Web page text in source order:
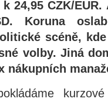
24,95 CZK/
Koruna
scéně,
volby. Jiná
nákupních